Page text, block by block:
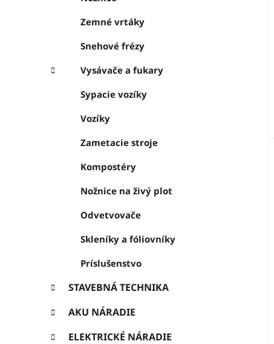
Zemné vrtáky
Snehové frézy
Vysávače a fukary
Sypacie vozíky
Vozíky
Zametacie stroje
Kompostéry
Nožnice na živý plot
Odvetvovače
Skleníky a fóliovníky
Príslušenstvo
STAVEBNÁ TECHNIKA
AKU NÁRADIE
ELEKTRICKÉ NÁRADIE